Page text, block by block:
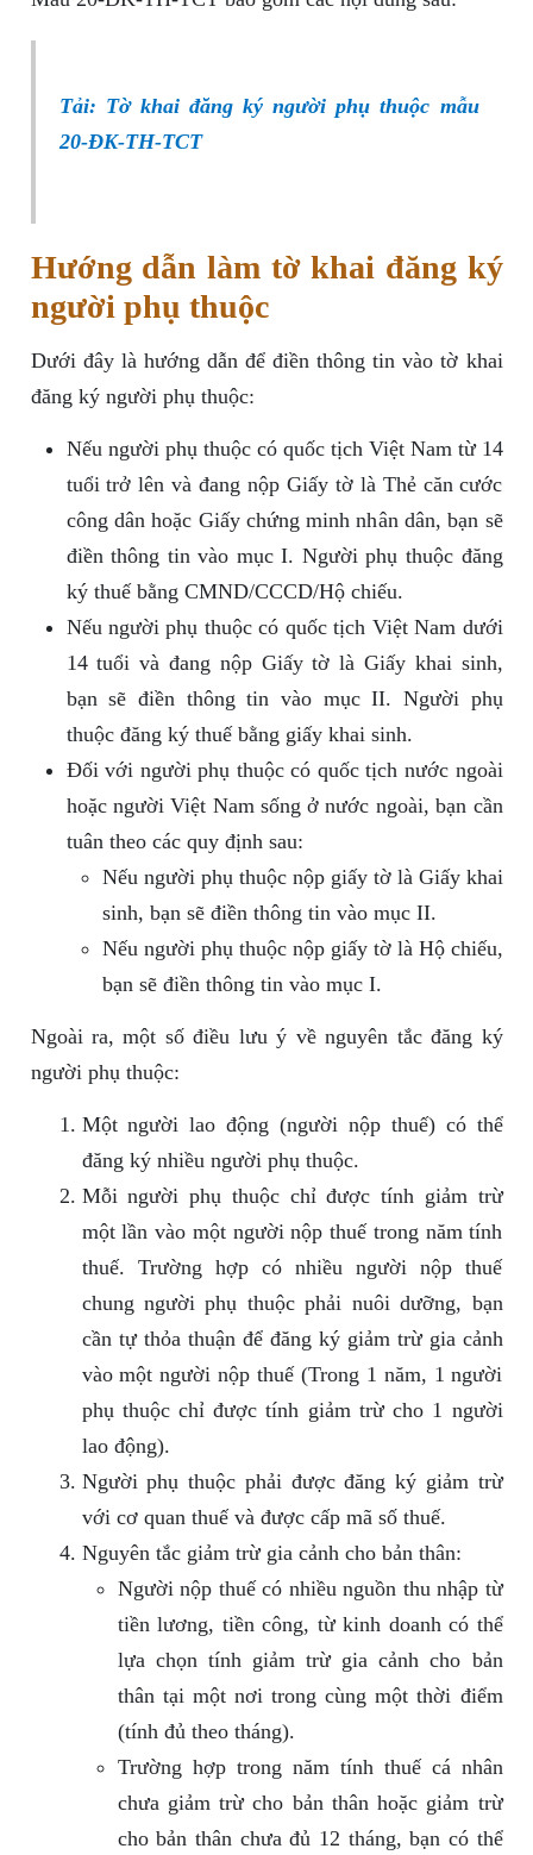
Tải: Tờ khai đăng ký người phụ thuộc mẫu
20-ĐK-TH-TCT
Hướng dẫn làm tờ khai đăng ký
người phụ thuộc
Dưới đây là hướng dẫn để điền thông tin vào tờ khai
đăng ký người phụ thuộc:
Nếu người phụ thuộc có quốc tịch Việt Nam từ 14
tuổi trở lên và đang nộp Giấy tờ là Thẻ căn cước
công dân hoặc Giấy chứng minh nhân dân, bạn sẽ
điền thông tin vào mục I. Người phụ thuộc đăng
ký thuế bằng CMND/CCCD/Hộ chiếu.
Nếu người phụ thuộc có quốc tịch Việt Nam dưới
14 tuổi và đang nộp Giấy tờ là Giấy khai sinh,
bạn sẽ điền thông tin vào mục II. Người phụ
thuộc đăng ký thuế bằng giấy khai sinh.
Đối với người phụ thuộc có quốc tịch nước ngoài
hoặc người Việt Nam sống ở nước ngoài, bạn cần
tuân theo các quy định sau:
Nếu người phụ thuộc nộp giấy tờ là Giấy khai
sinh, bạn sẽ điền thông tin vào mục II.
Nếu người phụ thuộc nộp giấy tờ là Hộ chiếu,
bạn sẽ điền thông tin vào mục I.
Ngoài ra, một số điều lưu ý về nguyên tắc đăng ký
người phụ thuộc:
Một người lao động (người nộp thuế) có thể
đăng ký nhiều người phụ thuộc.
Mỗi người phụ thuộc chỉ được tính giảm trừ
một lần vào một người nộp thuế trong năm tính
thuế. Trường hợp có nhiều người nộp thuế
chung người phụ thuộc phải nuôi dưỡng, bạn
cần tự thỏa thuận để đăng ký giảm trừ gia cảnh
vào một người nộp thuế (Trong 1 năm, 1 người
phụ thuộc chỉ được tính giảm trừ cho 1 người
lao động).
Người phụ thuộc phải được đăng ký giảm trừ
với cơ quan thuế và được cấp mã số thuế.
Nguyên tắc giảm trừ gia cảnh cho bản thân:
Người nộp thuế có nhiều nguồn thu nhập từ
tiền lương, tiền công, từ kinh doanh có thể
lựa chọn tính giảm trừ gia cảnh cho bản
thân tại một nơi trong cùng một thời điểm
(tính đủ theo tháng).
Trường hợp trong năm tính thuế cá nhân
chưa giảm trừ cho bản thân hoặc giảm trừ
cho bản thân chưa đủ 12 tháng, bạn có thể